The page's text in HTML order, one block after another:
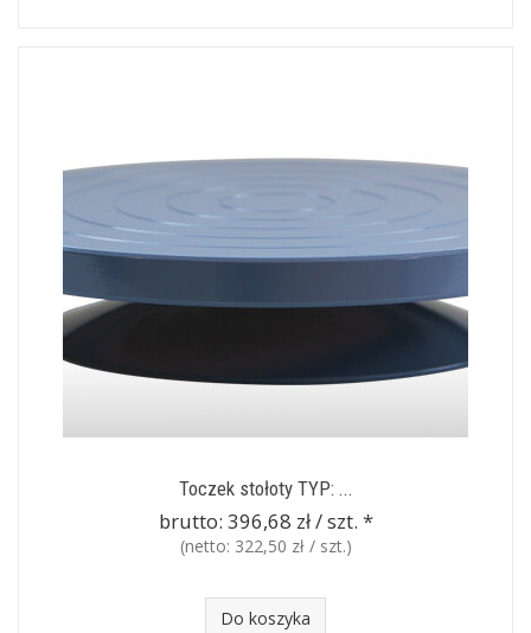
Toczek stołoty TYP: ...
brutto: 396,68 zł / szt. *
(netto: 322,50 zł / szt.)
Do koszyka